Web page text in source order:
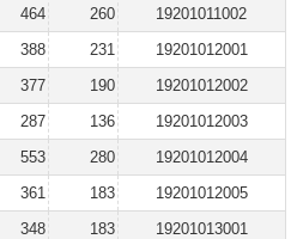
464 260
19201011002
388 231
19201012001
377 190
19201012002
287 136
19201012003
553 280
19201012004
361 183
19201012005
348 183
19201013001